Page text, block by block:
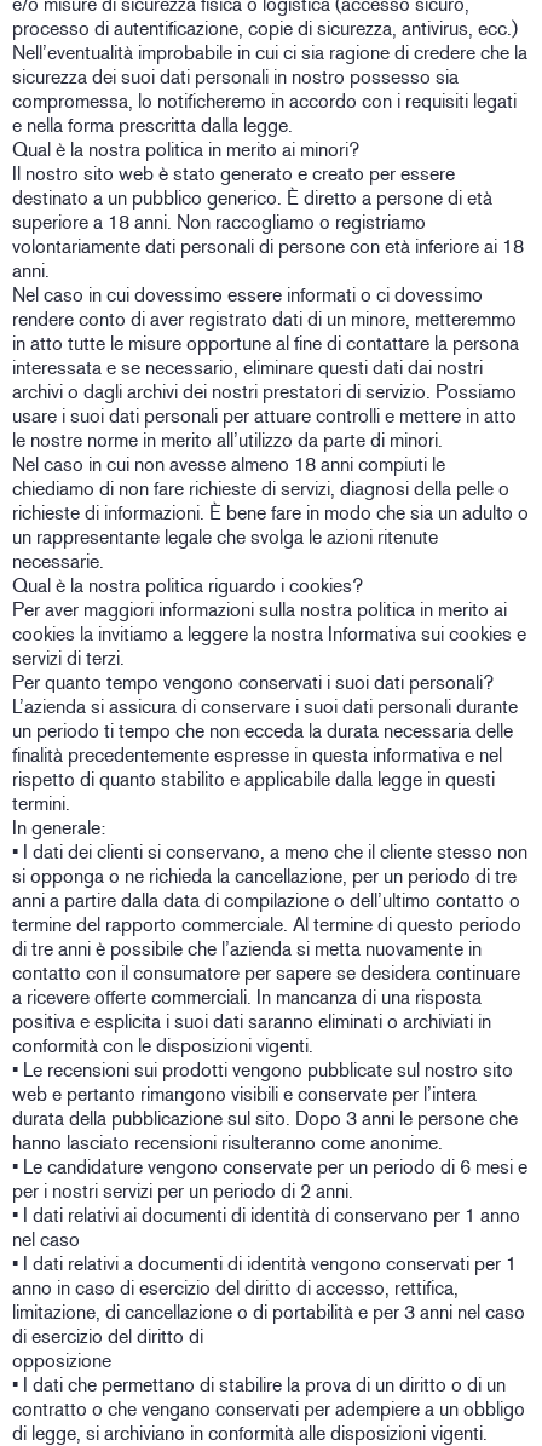
processo di autentificazione, copie di sicurezza, antivirus, ecc.)
Nell’eventualità improbabile in cui ci sia ragione di credere che la
sicurezza dei suoi dati personali in nostro possesso sia
compromessa, lo notificheremo in accordo con i requisiti legati
e nella forma prescritta dalla legge.
Qual è la nostra politica in merito ai minori?
Il nostro sito web è stato generato e creato per essere
destinato a un pubblico generico. È diretto a persone di età
superiore a 18 anni. Non raccogliamo o registriamo
volontariamente dati personali di persone con età inferiore ai 18
anni.
Nel caso in cui dovessimo essere informati o ci dovessimo
rendere conto di aver registrato dati di un minore, metteremmo
in atto tutte le misure opportune al fine di contattare la persona
interessata e se necessario, eliminare questi dati dai nostri
archivi o dagli archivi dei nostri prestatori di servizio. Possiamo
usare i suoi dati personali per attuare controlli e mettere in atto
le nostre norme in merito all’utilizzo da parte di minori.
Nel caso in cui non avesse almeno 18 anni compiuti le
chiediamo di non fare richieste di servizi, diagnosi della pelle o
richieste di informazioni. È bene fare in modo che sia un adulto o
un rappresentante legale che svolga le azioni ritenute
necessarie.
Qual è la nostra politica riguardo i cookies?
Per aver maggiori informazioni sulla nostra politica in merito ai
cookies la invitiamo a leggere la nostra Informativa sui cookies e
servizi di terzi.
Per quanto tempo vengono conservati i suoi dati personali?
L’azienda si assicura di conservare i suoi dati personali durante
un periodo ti tempo che non ecceda la durata necessaria delle
finalità precedentemente espresse in questa informativa e nel
rispetto di quanto stabilito e applicabile dalla legge in questi
termini.
In generale:
• I dati dei clienti si conservano, a meno che il cliente stesso non
si opponga o ne richieda la cancellazione, per un periodo di tre
anni a partire dalla data di compilazione o dell’ultimo contatto o
termine del rapporto commerciale. Al termine di questo periodo
di tre anni è possibile che l’azienda si metta nuovamente in
contatto con il consumatore per sapere se desidera continuare
a ricevere offerte commerciali. In mancanza di una risposta
positiva e esplicita i suoi dati saranno eliminati o archiviati in
conformità con le disposizioni vigenti.
• Le recensioni sui prodotti vengono pubblicate sul nostro sito
web e pertanto rimangono visibili e conservate per l’intera
durata della pubblicazione sul sito. Dopo 3 anni le persone che
hanno lasciato recensioni risulteranno come anonime.
• Le candidature vengono conservate per un periodo di 6 mesi e
per i nostri servizi per un periodo di 2 anni.
• I dati relativi ai documenti di identità di conservano per 1 anno
nel caso
• I dati relativi a documenti di identità vengono conservati per 1
anno in caso di esercizio del diritto di accesso, rettifica,
limitazione, di cancellazione o di portabilità e per 3 anni nel caso
di esercizio del diritto di
• I dati che permettano di stabilire la prova di un diritto o di un
contratto o che vengano conservati per adempiere a un obbligo
di legge, si archiviano in conformità alle disposizioni vigenti.